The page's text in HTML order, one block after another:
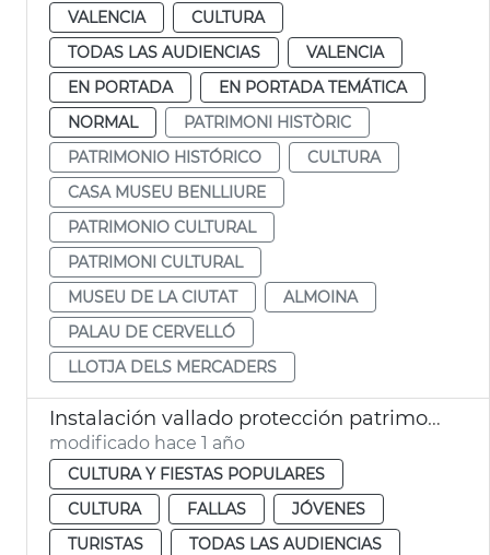
VALENCIA
CULTURA
TODAS LAS AUDIENCIAS
VALENCIA
EN PORTADA
EN PORTADA TEMÁTICA
NORMAL
PATRIMONI HISTÒRIC
PATRIMONIO HISTÓRICO
CULTURA
CASA MUSEU BENLLIURE
PATRIMONIO CULTURAL
PATRIMONI CULTURAL
MUSEU DE LA CIUTAT
ALMOINA
PALAU DE CERVELLÓ
LLOTJA DELS MERCADERS
Instalación vallado protección patrimonio histórico Fallas València
modificado hace 1 año
CULTURA Y FIESTAS POPULARES
CULTURA
FALLAS
JÓVENES
TURISTAS
TODAS LAS AUDIENCIAS